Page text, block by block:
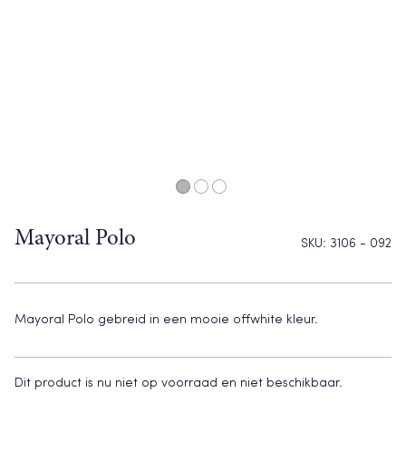
Mayoral Polo SKU: 3106 - 092
Mayoral Polo gebreid in een mooie offwhite kleur.
Dit product is nu niet op voorraad en niet beschikbaar.